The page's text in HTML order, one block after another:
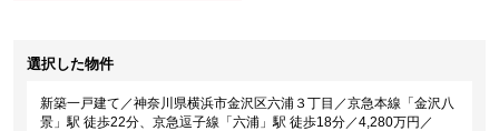
選択した物件
新築一戸建て／神奈川県横浜市金沢区六浦３丁目／京急本線「金沢八
景」駅 徒歩22分、京急逗子線「六浦」駅 徒歩18分／4,280万円／